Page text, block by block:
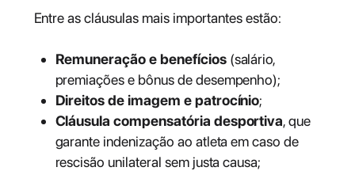
Entre as cláusulas mais importantes estão:
Remuneração e benefícios(salário,
premiações e bônus de desempenho);
Direitos de imagem e patrocínio;
Cláusula compensatória desportiva, que
garante indenização ao atleta em caso de
rescisão unilateral sem justa causa;